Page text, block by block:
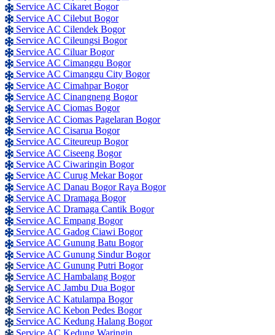
Service AC Cikaret Bogor
Service AC Cilebut Bogor
Service AC Cilendek Bogor
Service AC Cileungsi Bogor
Service AC Ciluar Bogor
Service AC Cimanggu Bogor
Service AC Cimanggu City Bogor
Service AC Cimahpar Bogor
Service AC Cinangneng Bogor
Service AC Ciomas Bogor
Service AC Ciomas Pagelaran Bogor
Service AC Cisarua Bogor
Service AC Citeureup Bogor
Service AC Ciseeng Bogor
Service AC Ciwaringin Bogor
Service AC Curug Mekar Bogor
Service AC Danau Bogor Raya Bogor
Service AC Dramaga Bogor
Service AC Dramaga Cantik Bogor
Service AC Empang Bogor
Service AC Gadog Ciawi Bogor
Service AC Gunung Batu Bogor
Service AC Gunung Sindur Bogor
Service AC Gunung Putri Bogor
Service AC Hambalang Bogor
Service AC Jambu Dua Bogor
Service AC Katulampa Bogor
Service AC Kebon Pedes Bogor
Service AC Kedung Halang Bogor
Service AC Kedung Waringin